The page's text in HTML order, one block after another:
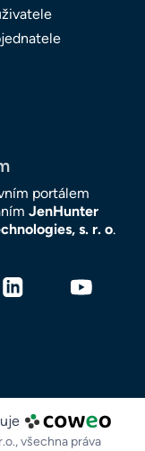
portálem
JenHunter
s. r. o.
všechna práva